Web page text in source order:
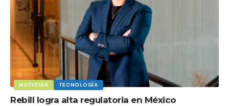
NOTICIAS TECNOLOGÍA
Rebill logra alta regulatoria en México